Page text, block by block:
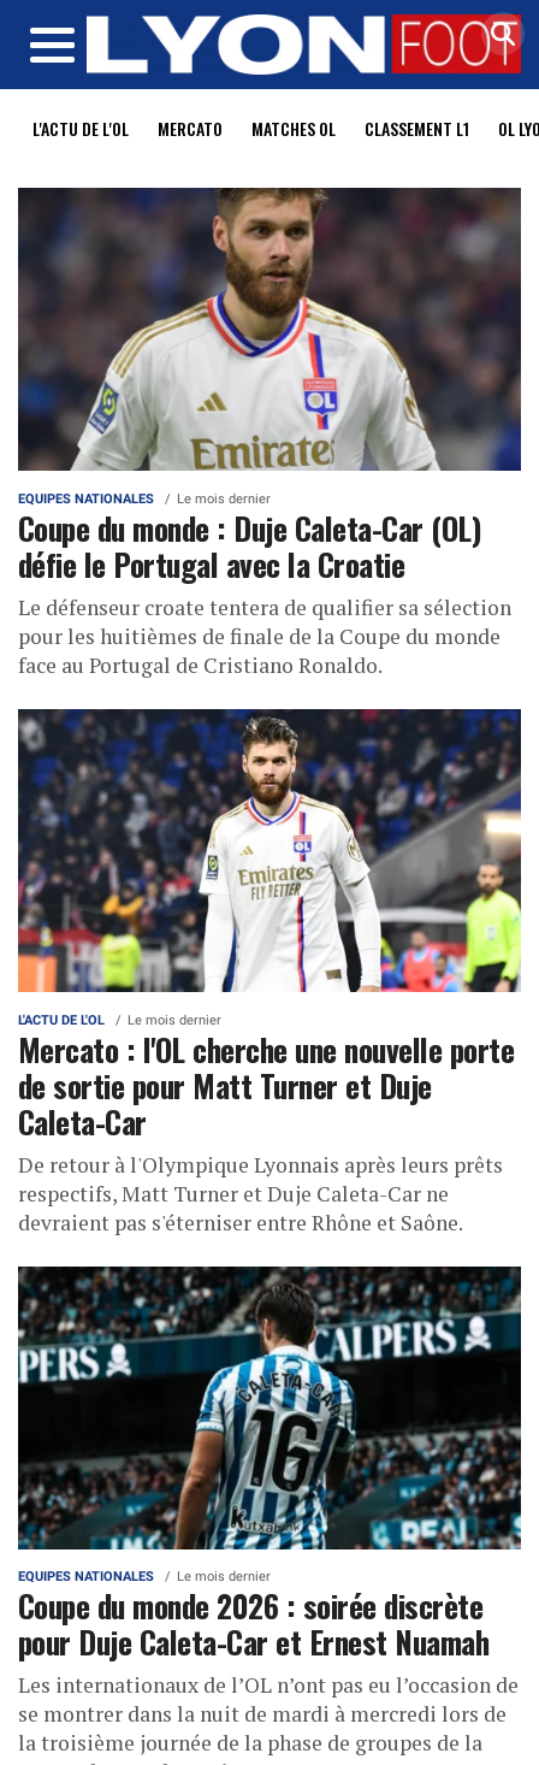
MENU
L'ACTU DE L'OL MERCATO MATCHES OL CLASSEMENT L1 OL
EQUIPES NATIONALES Le mois dernier
Coupe du monde : Duje Caleta-Car (OL)
défie le Portugal avec la Croatie
Le défenseur croate tentera de qualifier sa sélection
pour les huitièmes de finale de la Coupe du monde
face au Portugal de Cristiano Ronaldo.
L'ACTU DE L'OL Le mois dernier
Mercato : l'OL cherche une nouvelle porte
de sortie pour Matt Turner et Duje
Caleta-Car
De retour à l'Olympique Lyonnais après leurs prêts
respectifs, Matt Turner et Duje Caleta-Car ne
devraient pas s'éterniser entre Rhône et Saône.
EQUIPES NATIONALES Le mois dernier
Coupe du monde 2026 : soirée discrète
pour Duje Caleta-Car et Ernest Nuamah
Les internationaux de l’OL n’ont pas eu l’occasion de
se montrer dans la nuit de mardi à mercredi lors de
la troisième journée de la phase de groupes de la